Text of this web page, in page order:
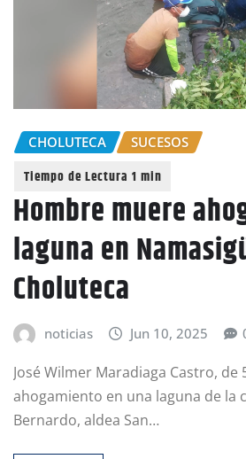
CHOLUTECA SUCESOS
Hombre muere
laguna en
Choluteca
noticias Jun 10, 2025
José Wilmer Maradiaga Castro,
ahogamiento en una laguna de la
Bernardo, aldea San…